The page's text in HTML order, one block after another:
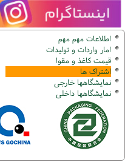
اطلاعات مهم مهم
امار واردات و تولیدات
قیمت کاغذ و مقوا
اشتراک ها
نمایشگاهها خارجی
نمایشگاهها داخلی